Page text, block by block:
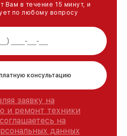
Вам в течение 15 минут, и
по любому вопросу
консультацию
заявку на
и ремонт техники
на
данных